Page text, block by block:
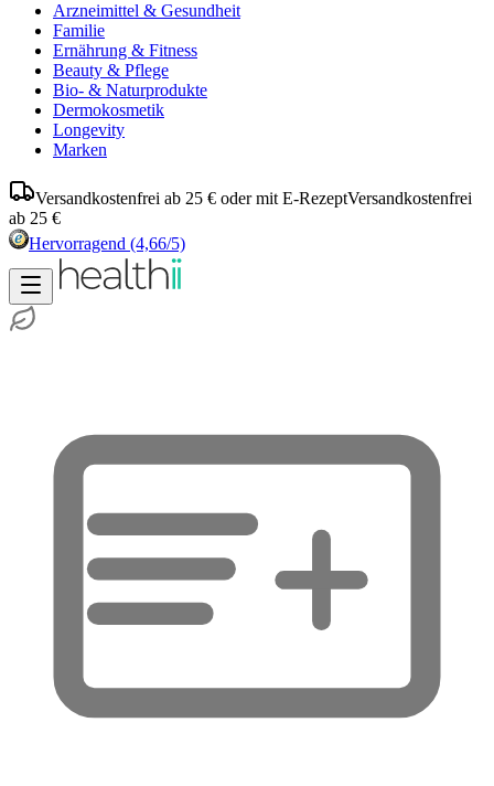
Arzneimittel & Gesundheit
Familie
Ernährung & Fitness
Beauty & Pflege
Bio- & Naturprodukte
Dermokosmetik
Longevity
Marken
Versandkostenfrei ab 25 € oder mit E-RezeptVersandkostenfrei
ab 25 €
Hervorragend (4,66/5)